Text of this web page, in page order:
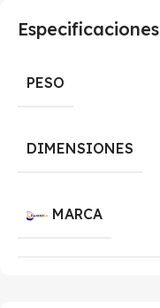
Especificaciones
PESO
DIMENSIONES
MARCA